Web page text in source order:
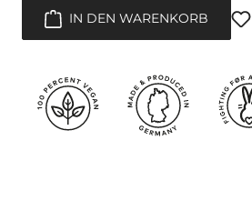
IN DEN WARENKORB